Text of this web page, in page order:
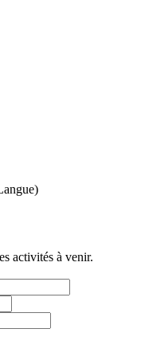
activités à venir.